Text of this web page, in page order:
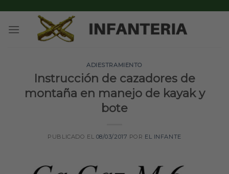
content
ADIESTRAMIENTO
Instrucción de cazadores de
montaña en manejo de kayak y
bote
PUBLICADO EL 08/03/2017 POR EL INFANTE